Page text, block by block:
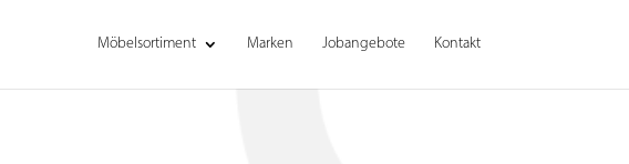
Möbelsortiment Marken Jobangebote Kontakt